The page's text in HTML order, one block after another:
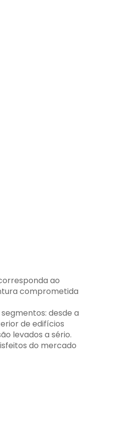
ao
comprometida
desde a
de edifícios
levados a sério.
do mercado